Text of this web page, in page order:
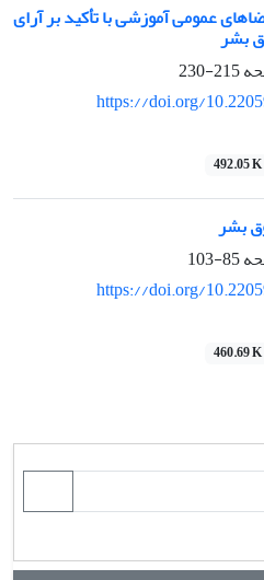
عمومی آموزشی با تأکید بر آرای
بشر
215-230
https://doi.org/
492.05 K
بشر
85-103
https://doi.org/
460.69 K